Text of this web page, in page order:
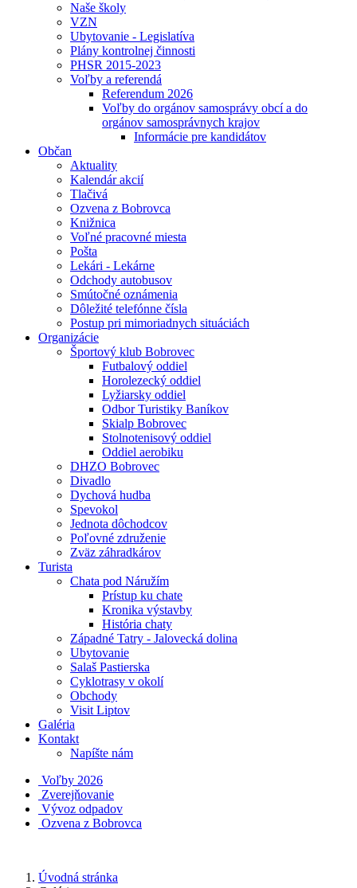
Naše školy
VZN
Ubytovanie - Legislatíva
Plány kontrolnej činnosti
PHSR 2015-2023
Voľby a referendá
Referendum 2026
Voľby do orgánov samosprávy obcí a do
orgánov samosprávnych krajov
Informácie pre kandidátov
Občan
Aktuality
Kalendár akcií
Tlačivá
Ozvena z Bobrovca
Knižnica
Voľné pracovné miesta
Pošta
Lekári - Lekárne
Odchody autobusov
Smútočné oznámenia
Dôležité telefónne čísla
Postup pri mimoriadnych situáciách
Organizácie
Športový klub Bobrovec
Futbalový oddiel
Horolezecký oddiel
Lyžiarsky oddiel
Odbor Turistiky Baníkov
Skialp Bobrovec
Stolnotenisový oddiel
Oddiel aerobiku
DHZO Bobrovec
Divadlo
Dychová hudba
Spevokol
Jednota dôchodcov
Poľovné združenie
Zväz záhradkárov
Turista
Chata pod Náružím
Prístup ku chate
Kronika výstavby
História chaty
Západné Tatry - Jalovecká dolina
Ubytovanie
Salaš Pastierska
Cyklotrasy v okolí
Obchody
Visit Liptov
Galéria
Kontakt
Napíšte nám
Voľby 2026
Zverejňovanie
Vývoz odpadov
Ozvena z Bobrovca
Úvodná stránka